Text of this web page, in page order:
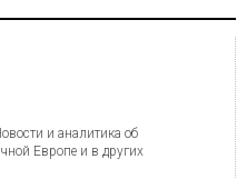
и аналитика об
Европе и в других